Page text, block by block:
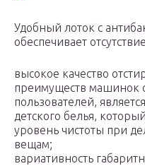
Удобный лоток с
обеспечивает
высокое качество
преимуществ машинок
пользователей,
детского белья,
уровень чистоты при
вещам;
вариативность